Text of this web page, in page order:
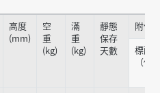
高度
(mm)
空
重
(kg)
滿
重
(kg)
靜態
保存
天數
附件
標配
（個